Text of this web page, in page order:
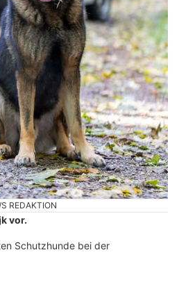
REDAKTION
vor.
Schutzhunde bei der